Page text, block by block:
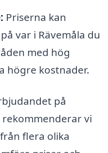
Priserna kan
var i Rävemåla du
med hög
högre kostnader.
på
rekommenderar vi
flera olika